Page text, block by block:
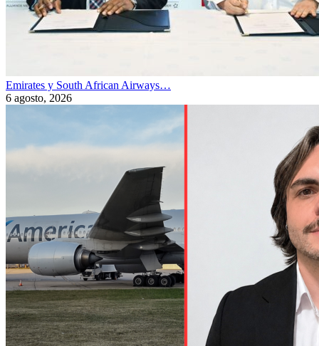
Emirates y South African Airways…
6 agosto, 2026